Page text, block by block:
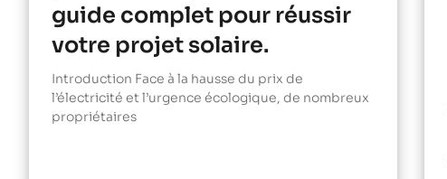
guide complet pour réussir
votre projet solaire.
Introduction Face à la hausse du prix de
l’électricité et l’urgence écologique, de nombreux
propriétaires